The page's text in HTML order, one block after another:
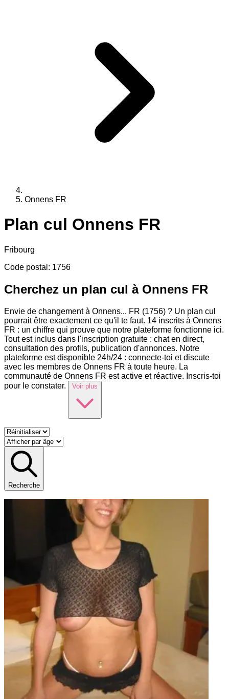
Onnens FR
Plan cul Onnens FR
Fribourg
Code postal : 1756
Cherchez un plan cul à Onnens FR
Envie de changement à Onnens... FR (1756) ? Un plan cul
pourrait être exactement ce qu'il te faut. 14 inscrits à Onnens
FR : un chiffre qui prouve que notre plateforme fonctionne ici.
Tout est inclus dans l'inscription gratuite : chat en direct,
consultation des profils, publication d'annonces. Notre
plateforme est disponible 24h/24 : connecte-toi et discute
avec les membres de Onnens FR à toute heure. La
communauté de Onnens FR est active et réactive. Inscris-toi
pour le constater.
Voir plus
Recherche